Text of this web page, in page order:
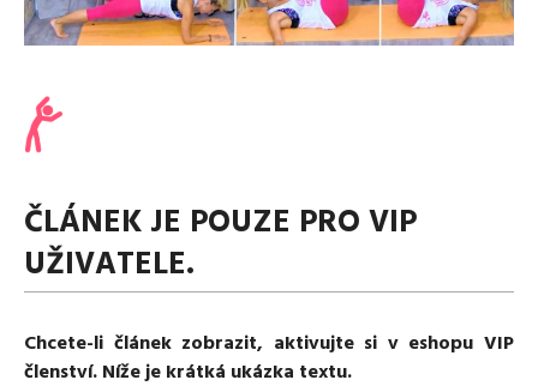
Excentrické posilování
Domácí HYROX
Meditace
Afirmace – cvičení mysli
Polévky
Nápoje
Kontakt
ČLÁNEK JE POUZE PRO VIP
UŽIVATELE.
Chcete-li článek zobrazit, aktivujte si v eshopu VIP
členství. Níže je krátká ukázka textu.